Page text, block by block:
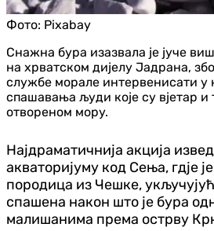
Фото: Pixabay
Снажна бура изазвала је јуче
на хрватском дијелу Јадрана,
службе морале интервенисати у
спашавања људи које су вјетар
отвореном мору.
Најдраматичнија акција
акваторијуму код Сења, гд‌је
породица из Чешке,
спашена након што је бура
малишанима према острву